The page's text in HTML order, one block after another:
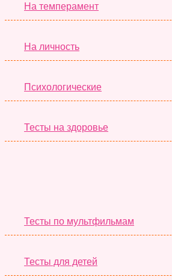
На темперамент
На личность
Психологические
Тесты на здоровье
Тесты по мультфильмам
Тесты для детей